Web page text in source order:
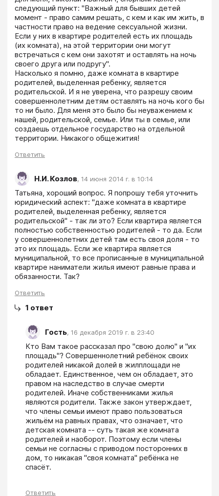
следующий пункт: "Важный для бывших детей
момент - право самим решать, с кем и как им жить, в
частности право на ведение сексуальной жизни.
Если у них в квартире родителей есть их площадь
(их комната), на этой территории они могут
встречаться с кем они захотят и оставлять на ночь
своего друга или подругу".
Насколько я помню, даже комната в квартире
родителей, выделенная ребенку, является
родительской. И я не уверена, что разрешу своим
совершеннолетним детям оставлять на ночь кого бы
то ни было. Для меня это было бы неуважением к
нашей, родительской, семье. Или ты в семье, или
создаешь отдельное государство на отдельной
территории. Никакого общежития!
Ответить
Н.И. Козлов, 14 июня 2014 г. в 10:14
Татьяна, хороший вопрос. Я попрошу тебя уточнить
юридический аспект: "даже комната в квартире
родителей, выделенная ребенку, является
родительской" - так ли это? Если квартира является
полностью собственностью родителей - то да. Если
у совершеннолетних детей там есть своя доля - то
это их площадь. Если же квартира является
муниципальной, то все прописанные в муниципальной
квартире наниматели жилья имеют равные права и
обязанности. Так?
Ответить
1 ответ
Гость, 16 декабря 2019 г. в 23:40
Кто Вам такое рассказал про "свою долю" и "их
площадь"? Совершеннолетний ребёнок своих
родителей никакой долей в жилплощади не
обладает. Единственное, чем он обладает, это
правом на наследство в случае смерти
родителей. Иначе собственниками жилья
являются родители. Также закон утверждает,
что члены семьи имеют право пользоваться
жильём на равных правах, что означает, что
детская комната -- суть такая же комната
родителей и наоборот. Поэтому если члены
семьи не согласны с приводом посторонних в
дом, то никакая "своя комната" ребёнка не
спасёт.
Ответить